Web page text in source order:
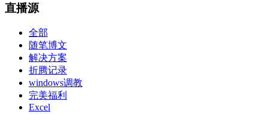
直播源
全部
随笔博文
解决方案
折腾记录
windows调教
完美福利
Excel